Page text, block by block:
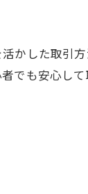
かした取引
でも安心し